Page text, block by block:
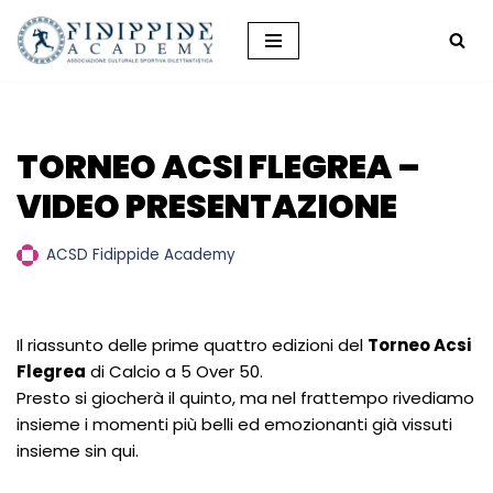
Vai
TORNEO ACSI FLEGREA –
VIDEO PRESENTAZIONE
ACSD Fidippide Academy
Il riassunto delle prime quattro edizioni del Torneo Acsi
Flegrea di Calcio a 5 Over 50.
Presto si giocherà il quinto, ma nel frattempo rivediamo
insieme i momenti più belli ed emozionanti già vissuti
insieme sin qui.